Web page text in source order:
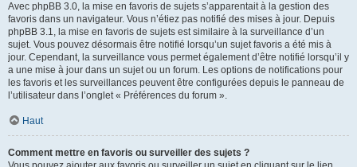
Avec phpBB 3.0, la mise en favoris de sujets s’apparentait à la gestion des
favoris dans un navigateur. Vous n’étiez pas notifié des mises à jour. Depuis
phpBB 3.1, la mise en favoris de sujets est similaire à la surveillance d’un
sujet. Vous pouvez désormais être notifié lorsqu’un sujet favoris a été mis à
jour. Cependant, la surveillance vous permet également d’être notifié lorsqu’il y
a une mise à jour dans un sujet ou un forum. Les options de notifications pour
les favoris et les surveillances peuvent être configurées depuis le panneau de
l’utilisateur dans l’onglet « Préférences du forum ».
Haut
Comment mettre en favoris ou surveiller des sujets ?